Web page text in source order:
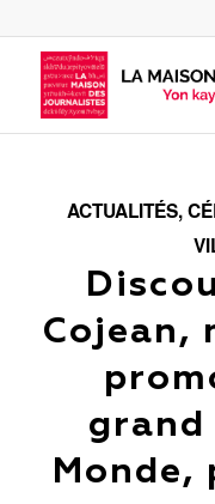
ACTUALITÉS,
Cojean,
Monde,